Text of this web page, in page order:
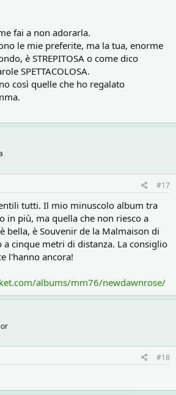
fai a non adorarla.
le mie preferite, ma la tua, enorme
è STREPITOSA o come dico
SPETTACOLOSA.
così quelle che ho regalato
#17
tutti. Il mio minuscolo album tra
in più, ma quella che non riesco a
bella, è Souvenir de la Malmaison di
cinque metri di distanza. La consiglio
l'hanno ancora!
albums/mm76/newdawnrose/
#18